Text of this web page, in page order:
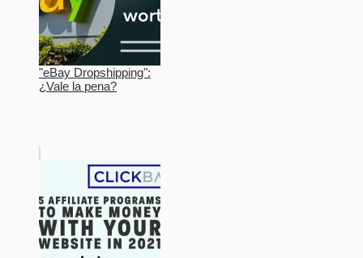
"eBay Dropshipping":
¿Vale la pena?